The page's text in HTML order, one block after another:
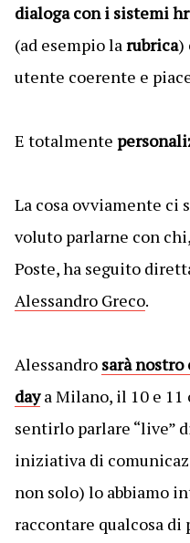
dialoga con i sistemi hr
(ad esempio la rubrica)
utente coerente e
E totalmente
La cosa ovviamente ci
voluto parlarne con
Poste, ha seguito
Alessandro Greco.
Alessandro sarà
daya Milano, il 10 e 11
sentirlo parlare “live”
iniziativa di
non solo) lo abbiamo
raccontare qualcosa di